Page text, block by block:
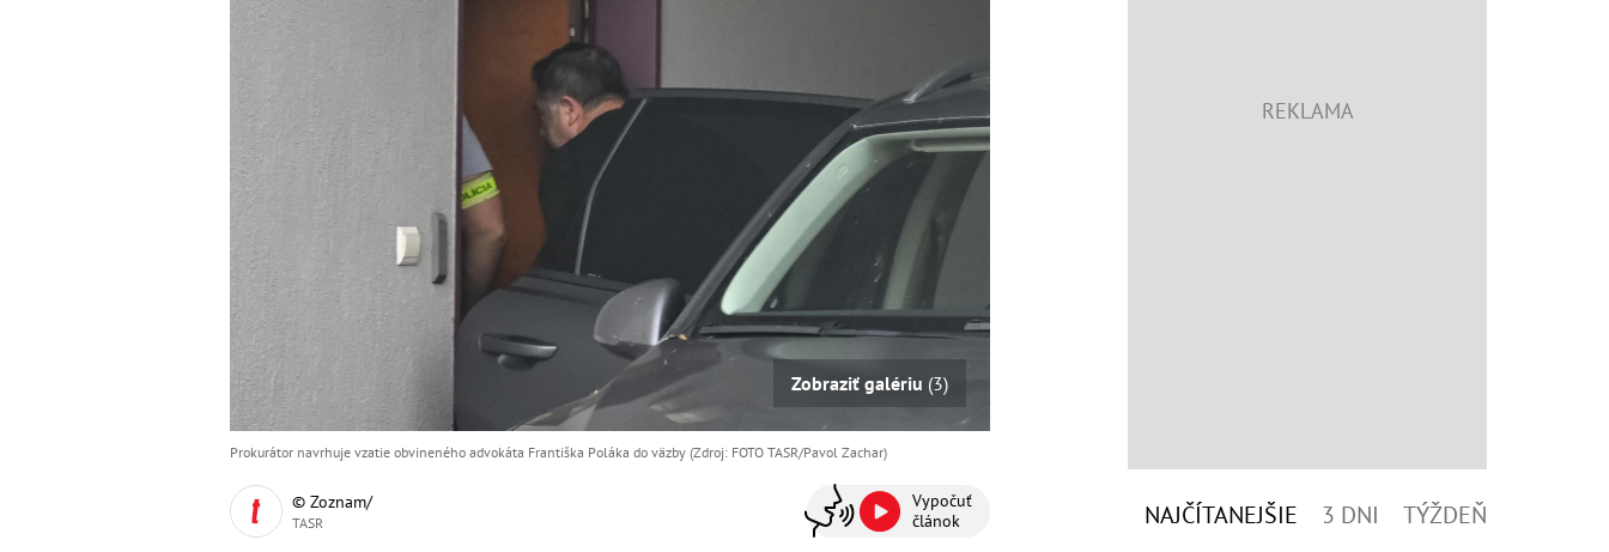
Zobraziť galériu (3)
Prokurátor navrhuje vzatie obvineného advokáta Františka Poláka do väzby (Zdroj: FOTO TASR/Pavol Zachar)
© Zoznam/
TASR
Vypočuť
článok
NAJČÍTANEJŠIE 3 DNI TÝŽDEŇ